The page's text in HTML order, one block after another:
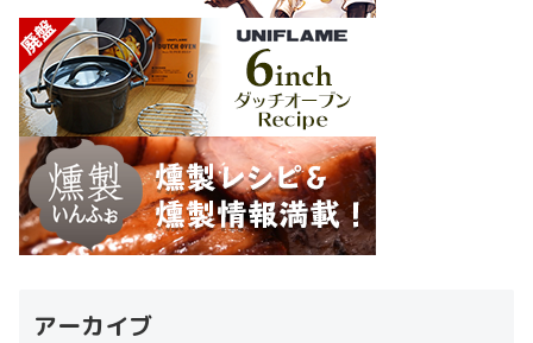
アーカイブ